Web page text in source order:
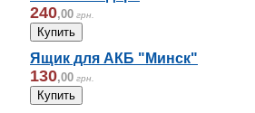
240,00 грн.
Ящик для АКБ "Минск"
130,00 грн.